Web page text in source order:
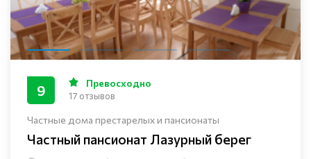
Частные дома престарелых и пансионаты
Частный пансионат Лазурный берег
9 Превосходно
17 отзывов